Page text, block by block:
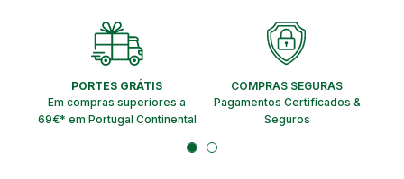
PORTES GRÁTIS
Em compras superiores a
69€* em Portugal Continental
COMPRAS SEGURAS
Pagamentos Certificados &
Seguros